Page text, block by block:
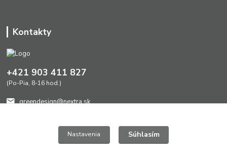
Kontakty
+421 903 411 827
(Po-Pia, 8-16 hod.)
greendesign@nextra.sk
Nastavenia Súhlasím